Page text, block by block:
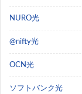
NURO光
@nifty光
OCN光
ソフトバンク光